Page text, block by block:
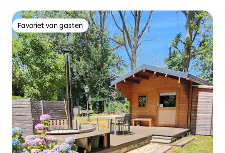
Favoriet van gasten
Favoriet van gasten